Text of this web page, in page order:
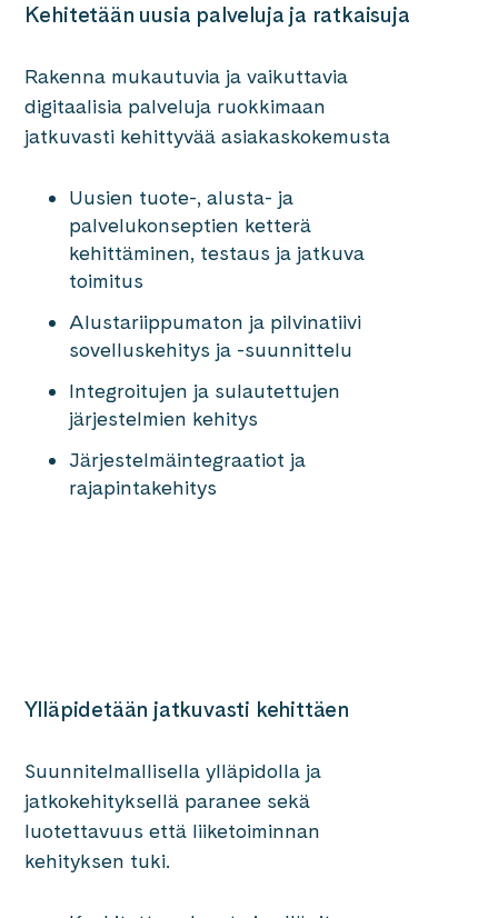
Kehitetään uusia palveluja ja ratkaisuja
Rakenna mukautuvia ja vaikuttavia
digitaalisia palveluja ruokkimaan
jatkuvasti kehittyvää asiakaskokemusta
Uusien tuote-, alusta- ja
palvelukonseptien ketterä
kehittäminen, testaus ja jatkuva
toimitus
Alustariippumaton ja pilvinatiivi
sovelluskehitys ja -suunnittelu
Integroitujen ja sulautettujen
järjestelmien kehitys
Järjestelmäintegraatiot ja
rajapintakehitys
Ylläpidetään jatkuvasti kehittäen
Suunnitelmallisella ylläpidolla ja
jatkokehityksellä paranee sekä
luotettavuus että liiketoiminnan
kehityksen tuki.